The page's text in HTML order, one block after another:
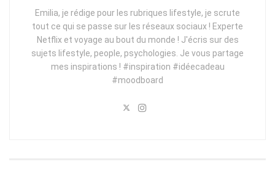
Emilia, je rédige pour les rubriques lifestyle, je scrute
tout ce qui se passe sur les réseaux sociaux ! Experte
Netflix et voyage au bout du monde ! J'écris sur des
sujets lifestyle, people, psychologies. Je vous partage
mes inspirations ! #inspiration #idéecadeau
#moodboard